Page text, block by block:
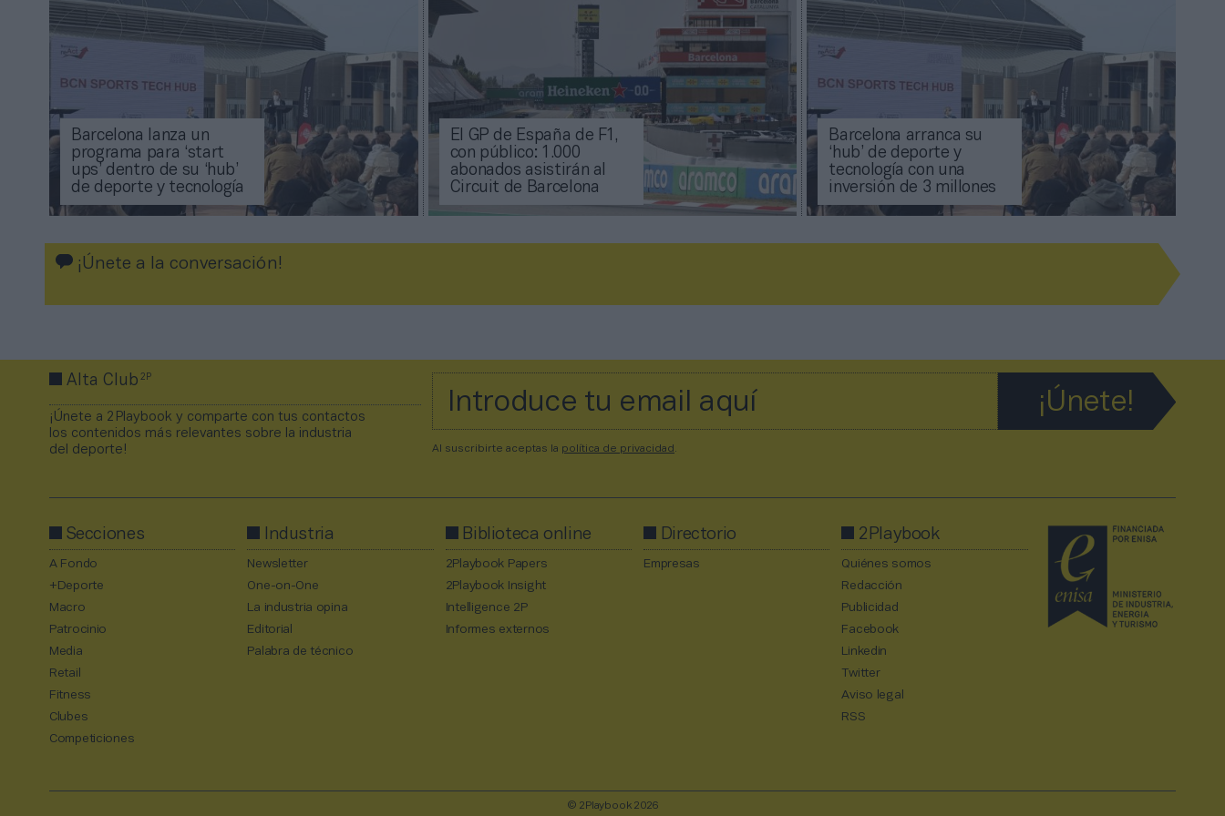
Barcelona lanza un
programa para ‘start
ups’ dentro de su ‘hub’
de deporte y tecnología
El GP de España de F1,
con público: 1.000
abonados asistirán al
Circuit de Barcelona
Barcelona arranca su
‘hub’ de deporte y
tecnología con una
inversión de 3 millones
¡Únete a la conversación!
Alta Club2P
¡Únete a 2Playbook y comparte con tus contactos
los contenidos más relevantes sobre la industria
del deporte!
Al suscribirte aceptas la política de privacidad
Secciones
A Fondo
+Deporte
Macro
Patrocinio
Media
Retail
Fitness
Clubes
Competiciones
Industria
Newsletter
One-on-One
La industria opina
Editorial
Palabra de técnico
Biblioteca online
2Playbook Papers
2Playbook Insight
Intelligence 2P
Informes externos
Directorio
Empresas
2Playbook
Quiénes somos
Redacción
Publicidad
Facebook
Linkedin
Twitter
Aviso legal
RSS
© 2Playbook 2026